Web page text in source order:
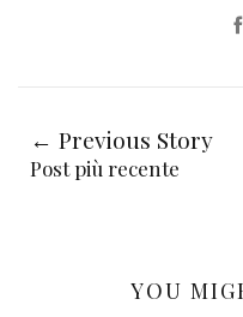
← Previous Story
Post più recente
YOU